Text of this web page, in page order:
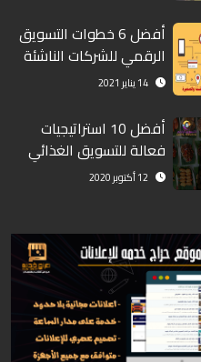
أفضل 6 خطوات التسويق
الرقمي للشركات الناشئة
والصغيرة
14 يناير 2021
أفضل 10 استراتيجيات
فعالة للتسويق الغذائي
12 أكتوبر 2020